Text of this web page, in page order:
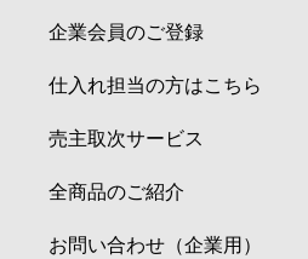
企業会員のご登録
仕入れ担当の方はこちら
売主取次サービス
全商品のご紹介
お問い合わせ（企業用）